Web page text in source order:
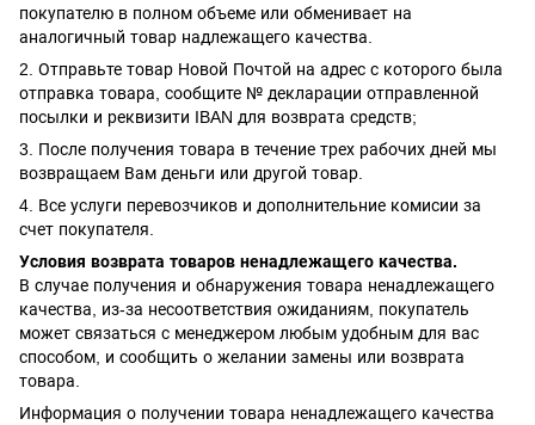
покупателю в полном объеме или обменивает на
аналогичный товар надлежащего качества.
2. Отправьте товар Новой Почтой на адрес с которого была
отправка товара, сообщите № декларации отправленной
посылки и реквизити IBAN для возврата средств;
3. После получения товара в течение трех рабочих дней мы
возвращаем Вам деньги или другой товар.
4. Все услуги перевозчиков и дополнительние комисии за
счет покупателя.
Условия возврата товаров ненадлежащего качества.
В случае получения и обнаружения товара ненадлежащего
качества, из-за несоответствия ожиданиям, покупатель
может связаться с менеджером любым удобным для вас
способом, и сообщить о желании замены или возврата
товара.
Информация о получении товара ненадлежащего качества